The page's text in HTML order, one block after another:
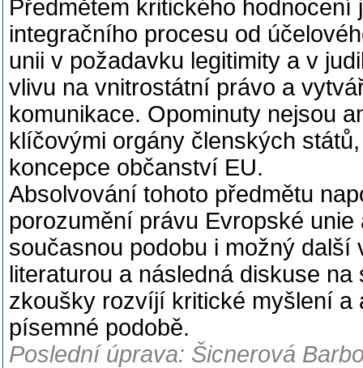
Předmětem kritického
integračního procesu od
unii v požadavku legitimity a v
vlivu na vnitrostátní právo a
komunikace. Opominuty nejsou
klíčovými orgány členských
koncepce občanství EU.
Absolvování tohoto předmětu
porozumění právu Evropské
současnou podobu i možný
literaturou a následná diskuse
zkoušky rozvíjí kritické myšlení
písemné podobě.
Poslední úprava: Šicnerová